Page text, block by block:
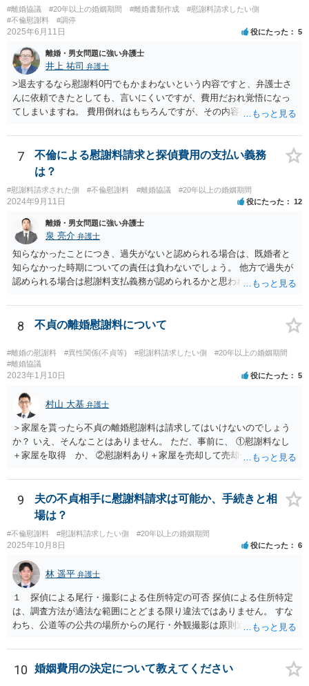
はなりますので杞憂ということになろうかと思います。 婚姻費用を渡
さないというおそれを奥様が抱くのはやむない面もあるとは思います
が、ここは信じていただくしかないですし、婚姻費用の金額の合意が
できるかどうかの方が重要だと思います（合意できなれば納得した金
額をもらえないという意味では、奥様の不満は残るからです）。 特別
経費という問題はあるのですが、一般には、収入から婚姻費用は定め
られ、全ての生活費が入っていると見ます。奥様の利益のために支払
っている費用については、婚姻費用から引くことも相当だと思いま
す。
#離婚協議 #20年以上の婚姻期間 #離婚書類作成
#慰謝料請求したい側
#不倫慰謝料
#調停
2025年6月11日 役にたった 5
離婚・男女問題に強い弁護士
井上 祐司 弁護士
>退去するなら慰謝料0円でもかまわないという内容ですと、弁護士さ
んに依頼できたとしても、言いにくいですが、費用だおれ覚悟になっ
てしまいますね。 費用倒れはもちろんですが、その内容は、法律的に
は期待しにくいと思います。 内容証明又は弁護士に委任することを検
討されているのであれば、慰謝料請求に限定した方がよいでしょう。
内容証明郵便において、「退去するのであれば慰謝料は要らない」と
あなたが書いたとしても、法律上、あなたに建物からの退去を求める
権限はないので、やはり不自然になってしまいます。
7
不倫による慰謝料請求と探偵費用の支払い義務
は？
#慰謝料請求された側 #不倫慰謝料 #離婚協議 #20年以上の婚姻期間
2024年9月11日 役にたった 12
離婚・男女問題に強い弁護士
泉 亮介 弁護士
知らなかったことにつき、過失がないと認められる場合は、既婚者と
知らなかった時期についての責任は負わないでしょう。 他方で過失が
認められる場合は慰謝料支払義務が認められるかと思われます。 ま
観的な事実かは不明なため、客観的な事実として婚姻関係が破綻して
いたことが証明できない限り、そのような説明を受けていたとしても
配偶者からの慰謝料請求については影響はあまりしないでしょう。 探
偵費用については認められるケースもありますが、一部に限られるも
のも多く、少なくとも最初から支払いに合意はせず、支払い義務がな
いことを主張し争うこととなるかと思われます。
8 不貞の離婚慰謝料について
#離婚の慰謝料 #異性関係(不貞等) #慰謝料請求したい側
#20年以上の婚姻期間
#離婚協議
2023年1月10日 役にたった 5
村山 大基 弁護士
＞家屋を貰ったら不貞の離婚慰謝料は請求してはいけないのでしょう
か？ いえ、そんなことはありません。 ただ、事前に、 ①慰謝料なし
＋家屋を取得 か、 ②慰謝料あり＋家屋を売却して売却代金を分ける
なら、慰謝料代わりに不動産全部もらう、はありだと思います。 ＞婚
姻費用は慰謝料とは別だと思うのですが 主人は世間の相場は200万や
とどうなんでしょうか？アドバイスお願いいたします。 婚姻費用につ
いては、おっしゃる通り別です。 なので、ご主人の主張通り慰謝料を
２００万円と考えるにしても、 婚姻費用＋慰謝料２００万円、が正し
いです。 その上で、このまま離婚に応じない場合、婚姻費用が月４万
円なら、５年と少し婚姻費用を貰い続ければ 婚姻費用だけでも２００
万円になりますので、早めに近所の弁護士に相談に行って対応につい
てアドバイスを受けてみましょう。
9
夫の不貞相手に慰謝料請求は可能か、手続きと相
場は？
#不倫慰謝料 #慰謝料請求したい側 #20年以上の婚姻期間
2025年10月8日 役にたった 6
林 遥平 弁護士
１ 探偵による尾行・撮影による住所特定の可否 探偵による住所特定
は、調査方法が適法な範囲にとどまる限り違法ではありません。 すな
わち、公道等の公共の場所からの尾行・外観撮影は原則適法であり、
への侵害行為は違法の可能性があります。したがって、夫が相手女性
と会う約束を取り付け、探偵が公道上から尾行・撮影して住所を割り
出す方法は、手段が適法であれば問題ありません。 ２ 相手女性が既
10 婚姻費用の決定について教えてください